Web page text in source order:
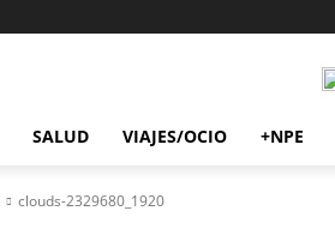
SALUD VIAJES/OCIO +NPE
clouds-2329680_1920